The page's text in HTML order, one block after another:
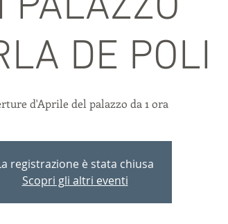
DE POLI
d'Aprile del palazzo da 1 ora
registrazione è stata chiusa
Scopri gli altri eventi